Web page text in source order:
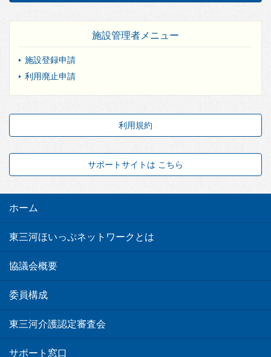
施設管理者メニュー
施設登録申請
利用廃止申請
利用規約
サポートサイトは こちら
ホーム
東三河ほいっぷネットワークとは
協議会概要
委員構成
東三河介護認定審査会
サポート窓口